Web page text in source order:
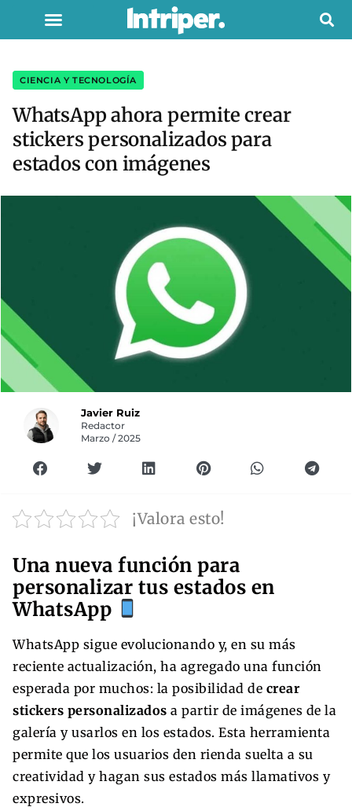
CIENCIA Y TECNOLOGÍA
WhatsApp ahora permite crear
stickers personalizados para
estados con imágenes
Javier Ruiz
Redactor
Marzo / 2025
¡Valora esto!
Una nueva función para
personalizar tus estados en
WhatsApp
WhatsApp sigue evolucionando y, en su más
reciente actualización, ha agregado una función
esperada por muchos: la posibilidad de crear
stickers personalizados a partir de imágenes de la
galería y usarlos en los estados. Esta herramienta
permite que los usuarios den rienda suelta a su
creatividad y hagan sus estados más llamativos y
expresivos.